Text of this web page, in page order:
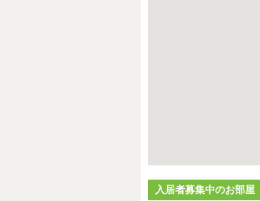
入居者募集中のお部屋